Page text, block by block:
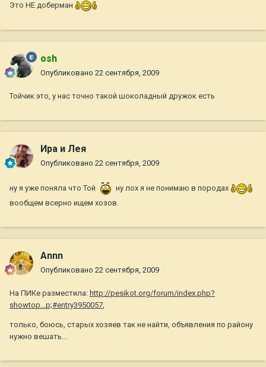
Это НЕ доберман
osh
Опубликовано 22 сентября, 2009
Тойчик это, у нас точно такой шоколадный дружок есть
Ира и Лея
Опубликовано 22 сентября, 2009
ну я уже поняла что Той
ну лох я не понимаю в породах
вообщем всерно ищем хозов.
Annn
Опубликовано 22 сентября, 2009
На ПИКе разместила: http://pesikot.org/forum/index.php?
showtop...p;#entry3950057,
только, боюсь, старых хозяев так не найти, объявления по району
нужно вешать...